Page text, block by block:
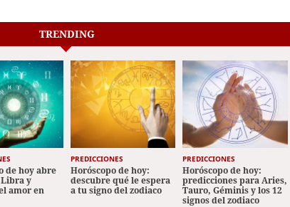
TRENDING
de hoy abre
y
amor en
PREDICCIONES
Horóscopo de hoy:
descubre qué le espera
a tu signo del zodiaco
PREDICCIONES
Horóscopo de hoy:
predicciones para Aries,
Tauro, Géminis y los 12
signos del zodiaco